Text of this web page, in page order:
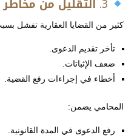
التقليل من مخاطر
كثير من القضايا العقارية تفشل
تأخر تقديم الدعوى.
ضعف الإثباتات.
أخطاء في إجراءات رفع القضية.
المحامي يضمن:
رفع الدعوى في المدة القانونية.